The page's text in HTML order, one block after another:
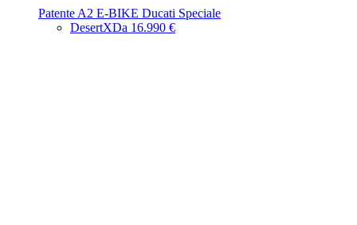
Patente A2 E-BIKE Ducati Speciale
DesertXDa 16.990 €